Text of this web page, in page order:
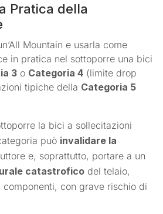
Pratica della
Mountain e usarla come
in pratica nel sottoporre una bici
3 o Categoria 4 (limite drop
tipiche della Categoria 5
la bici a sollecitazioni
può invalidare la
e, soprattutto, portare a un
catastrofico del telaio,
con grave rischio di